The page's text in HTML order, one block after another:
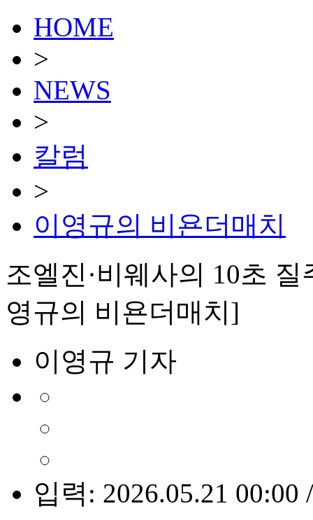
HOME
>
NEWS
>
칼럼
>
이영규의 비욘더매치
조엘진·비웨사의 10초
영규의 비욘더매치]
이영규 기자
입력: 2026.05.21 00:00